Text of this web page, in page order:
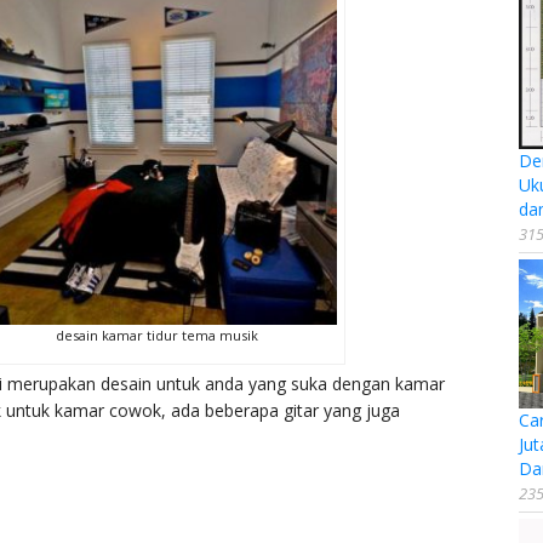
desain kamar tidur tema musik
merupakan desain untuk anda yang suka dengan kamar
kamar cowok, ada beberapa gitar yang juga